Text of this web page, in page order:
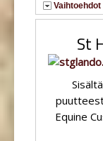
Vaihtoehdot
St
Equine